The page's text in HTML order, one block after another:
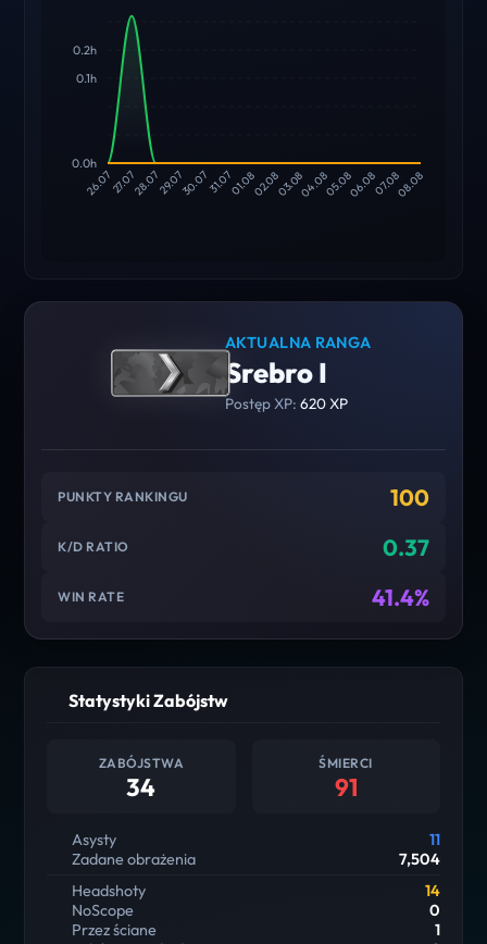
0.2h
0.1h
0.0h
26.0727.0728.0729.0730.0731.0701.0802.0803.0804.0805.0806.0807.0808.08
AKTUALNA RANGA
Srebro I
Postęp XP: 620 XP
PUNKTY RANKINGU 100
K/D RATIO 0.37
WIN RATE 41.4%
Statystyki Zabójstw
ZABÓJSTWA
34
ŚMIERCI
91
Asysty
11
Zadane obrażenia
7,504
Headshoty
14
NoScope
0
Przez ściane
1